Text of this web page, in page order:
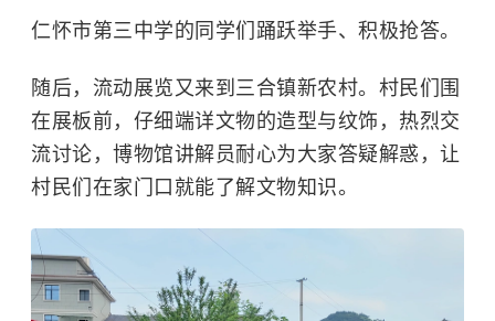
仁怀市第三中学的同学们踊跃举手、积极抢答。
随后，流动展览又来到三合镇新农村。村民们围
在展板前，仔细端详文物的造型与纹饰，热烈交
流讨论，博物馆讲解员耐心为大家答疑解惑，让
村民们在家门口就能了解文物知识。